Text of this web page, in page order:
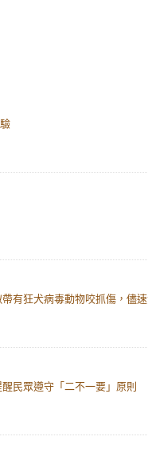
有狂犬病毒動物咬抓傷，儘
民眾遵守「二不一要」原則